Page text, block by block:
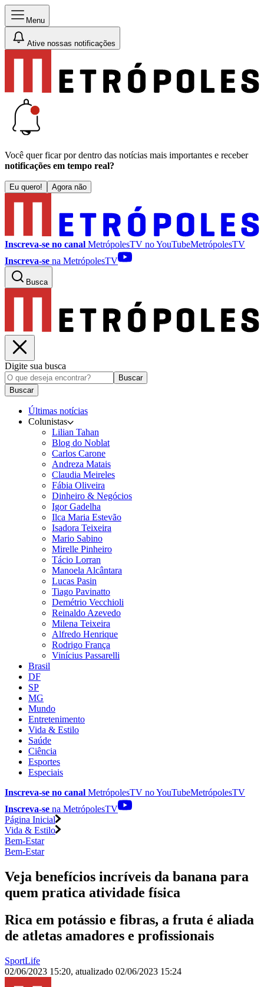
Menu
Ative nossas notificações
Você quer ficar por dentro das notícias mais importantes e receber
notificações em tempo real?
Eu quero! Agora não
Inscreva-se no canal MetrópolesTV noYouTubeMetrópolesTV
Inscreva-se na MetrópolesTV
Busca
Digite sua busca
Buscar
Buscar
Últimas notícias
Colunistas
Lilian Tahan
Blog do Noblat
Carlos Carone
Andreza Matais
Claudia Meireles
Fábia Oliveira
Dinheiro & Negócios
Igor Gadelha
Ilca Maria Estevão
Isadora Teixeira
Mario Sabino
Mirelle Pinheiro
Tácio Lorran
Manoela Alcântara
Lucas Pasin
Tiago Pavinatto
Demétrio Vecchioli
Reinaldo Azevedo
Milena Teixeira
Alfredo Henrique
Rodrigo França
Vinícius Passarelli
Brasil
DF
SP
MG
Mundo
Entretenimento
Vida & Estilo
Saúde
Ciência
Esportes
Especiais
Inscreva-se no canal MetrópolesTV noYouTubeMetrópolesTV
Inscreva-se na MetrópolesTV
Página Inicial
Vida & Estilo
Bem-Estar
Bem-Estar
Veja benefícios incríveis da banana para
quem pratica atividade física
Rica em potássio e fibras, a fruta é aliada
de atletas amadores e profissionais
SportLife
02/06/2023 15:20, atualizado 02/06/2023 15:24